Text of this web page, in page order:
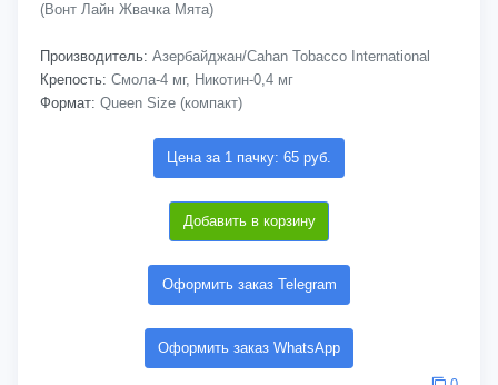
(Вонт Лайн Жвачка Мята)
Производитель: Азербайджан/Cahan Tobacco International
Крепость: Смола-4 мг, Никотин-0,4 мг
Формат: Queen Size (компакт)
Цена за 1 пачку: 65 руб.
Добавить в корзину
Оформить заказ Telegram
Оформить заказ WhatsApp